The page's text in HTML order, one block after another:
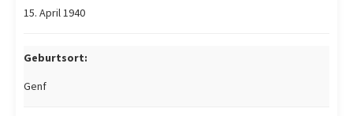
15. April 1940
Geburtsort:
Genf